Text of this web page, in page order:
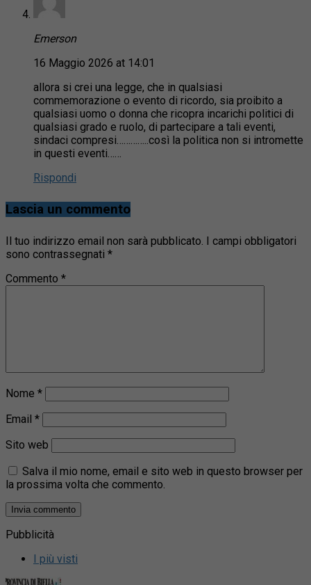
Emerson
16 Maggio 2026 at 14:01
allora si crei una legge, che in qualsiasi
commemorazione o evento di ricordo, sia proibito a
qualsiasi uomo o donna che ricopra incarichi politici di
qualsiasi grado e ruolo, di partecipare a tali eventi,
sindaci compresi…………..così la politica non si intromette
in questi eventi……
Rispondi
Lascia un commento
Il tuo indirizzo email non sarà pubblicato. I campi obbligatori
sono contrassegnati *
Commento *
Nome *
Email *
Sito web
Salva il mio nome, email e sito web in questo browser per
la prossima volta che commento.
Pubblicità
I più visti